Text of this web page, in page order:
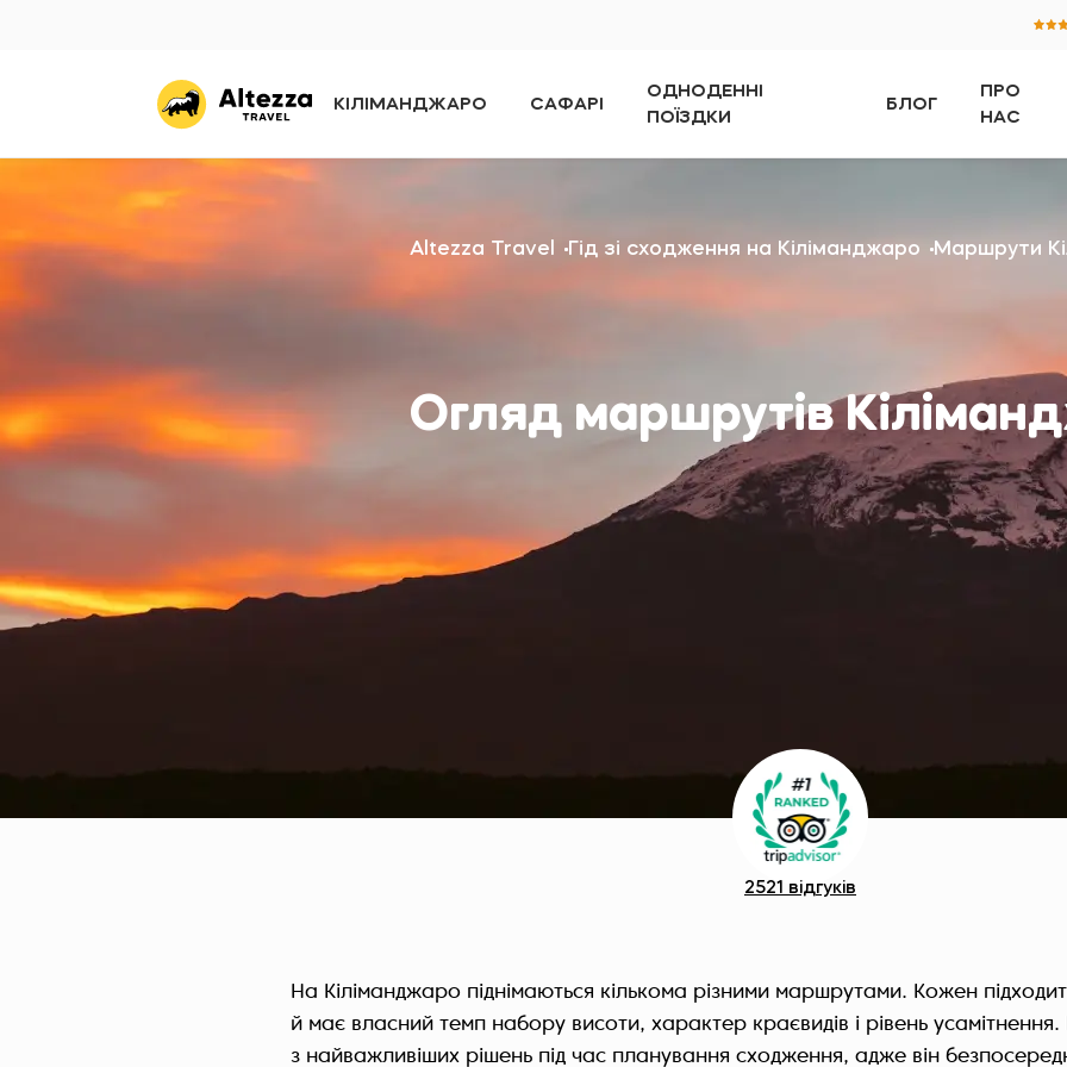
КІЛІМАНДЖАРО САФАРІ
ОДНОДЕННІ
ПОЇЗДКИ
БЛОГ
ПРО
НАС
Altezza Travel Гід зі сходження на Кіліманджаро Маршрути
Огляд маршрутів
2521 відгуків
На Кіліманджаро піднімаються кількома різними маршрутами. Кожен
й має власний темп набору висоти, характер краєвидів і рівень
з найважливіших рішень під час планування сходження, адже він